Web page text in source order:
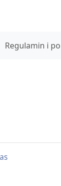
Regulamin i